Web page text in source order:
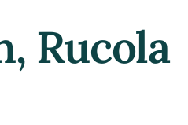
Rucola